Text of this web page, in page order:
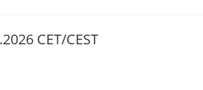
CET/CEST